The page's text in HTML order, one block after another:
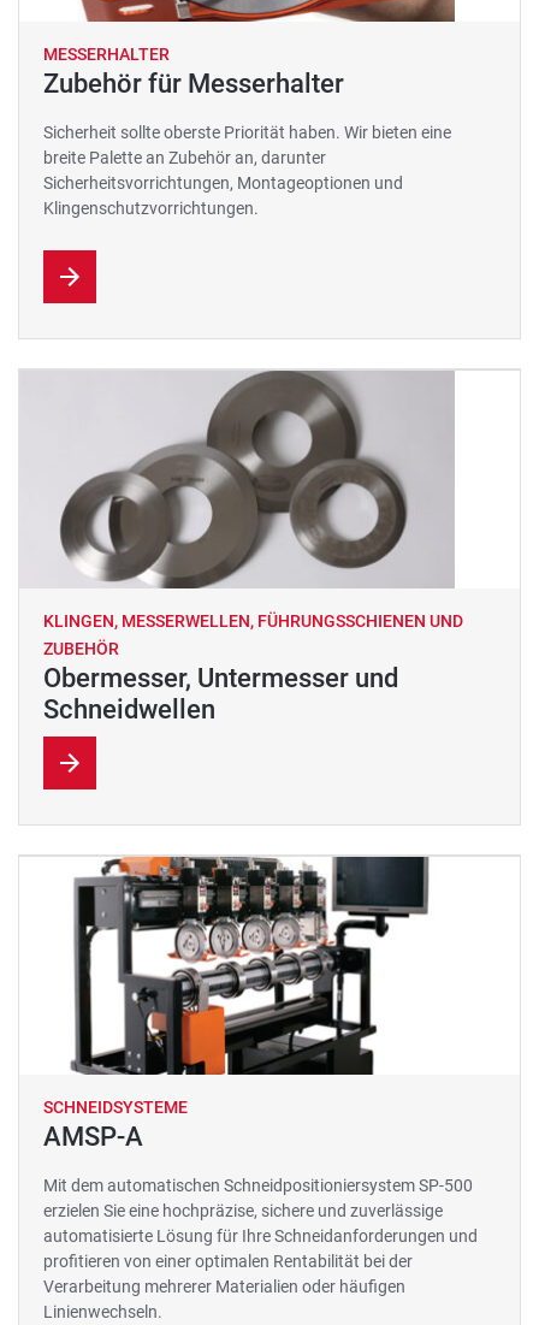
MESSERHALTER
Zubehör für Messerhalter
Sicherheit sollte oberste Priorität haben. Wir bieten eine
breite Palette an Zubehör an, darunter
Sicherheitsvorrichtungen, Montageoptionen und
Klingenschutzvorrichtungen.
KLINGEN, MESSERWELLEN, FÜHRUNGSSCHIENEN UND
ZUBEHÖR
Obermesser, Untermesser und
Schneidwellen
SCHNEIDSYSTEME
AMSP-A
Mit dem automatischen Schneidpositioniersystem SP-500
erzielen Sie eine hochpräzise, ​​sichere und zuverlässige
automatisierte Lösung für Ihre Schneidanforderungen und
profitieren von einer optimalen Rentabilität bei der
Verarbeitung mehrerer Materialien oder häufigen
Linienwechseln.